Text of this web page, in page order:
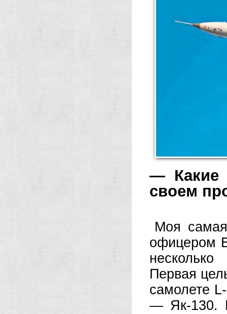
— Какие
своем
Моя
офицером
Первая
самолете
— Як-130.